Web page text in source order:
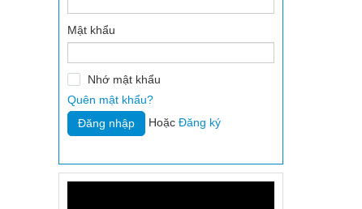
Mật khẩu
Nhớ mật khẩu
Quên mật khẩu?
Hoặc Đăng ký